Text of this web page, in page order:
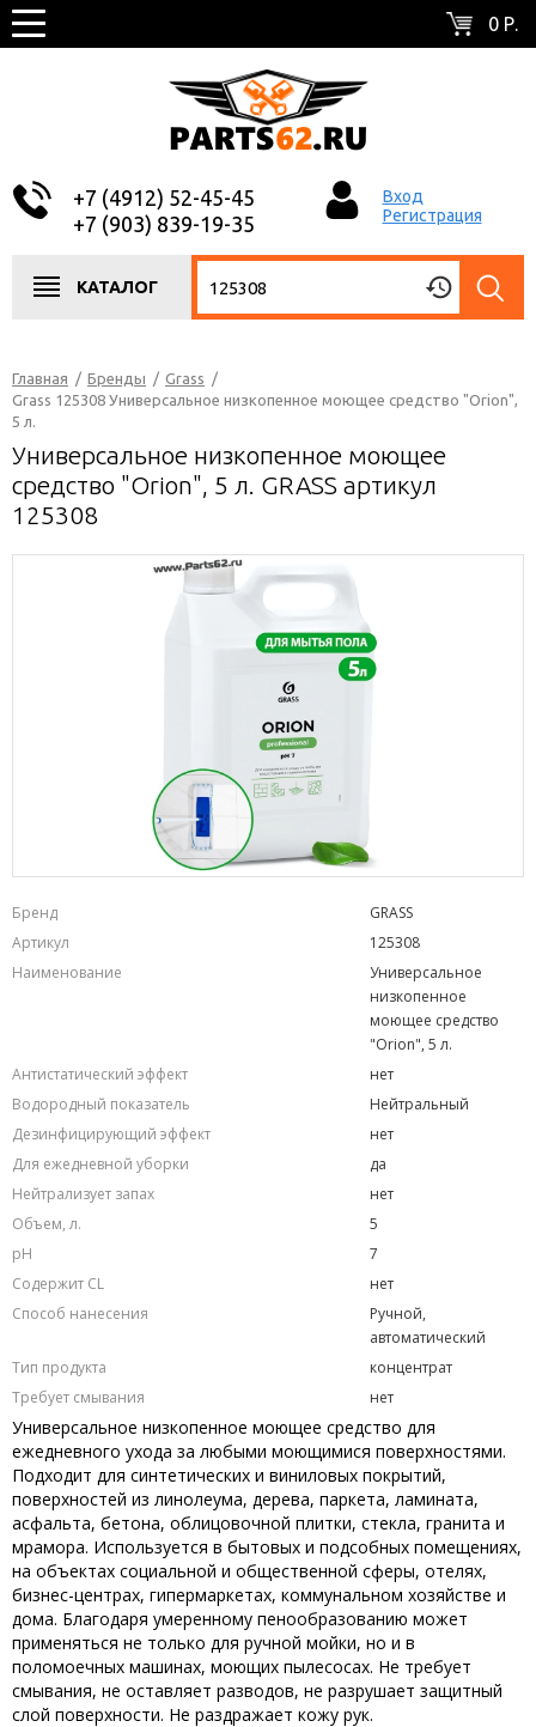
0 Р.
+7 (4912) 52-45-45
+7 (903) 839-19-35
Вход
Регистрация
КАТАЛОГ
Главная / Бренды / Grass /
Grass 125308 Универсальное низкопенное моющее средство "Orion",
5 л.
Универсальное низкопенное моющее
средство "Orion", 5 л. GRASS артикул
125308
Бренд
GRASS
Артикул
125308
Наименование
Универсальное
низкопенное
моющее средство
"Orion", 5 л.
Антистатический эффект
нет
Водородный показатель
Нейтральный
Дезинфицирующий эффект
нет
Для ежедневной уборки
да
Нейтрализует запах
нет
Объем, л.
5
рН
7
Содержит CL
нет
Способ нанесения
Ручной,
автоматический
Тип продукта
концентрат
Требует смывания
нет
Универсальное низкопенное моющее средство для
ежедневного ухода за любыми моющимися поверхностями.
Подходит для синтетических и виниловых покрытий,
поверхностей из линолеума, дерева, паркета, ламината,
асфальта, бетона, облицовочной плитки, стекла, гранита и
мрамора. Используется в бытовых и подсобных помещениях,
на объектах социальной и общественной сферы, отелях,
бизнес-центрах, гипермаркетах, коммунальном хозяйстве и
дома. Благодаря умеренному пенообразованию может
применяться не только для ручной мойки, но и в
поломоечных машинах, моющих пылесосах. Не требует
смывания, не оставляет разводов, не разрушает защитный
слой поверхности. Не раздражает кожу рук.